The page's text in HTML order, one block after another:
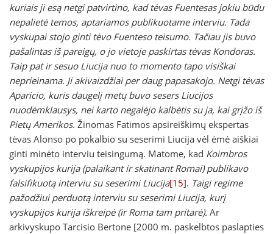
kuriais ji esą netgi patvirtino, kad tėvas Fuentesas jokiu būdu
nepalietė temos, aptariamos publikuotame interviu. Tada
vyskupai stojo ginti tėvo Fuenteso teisumo. Tačiau jis buvo
pašalintas iš pareigų, o jo vietoje paskirtas tėvas Kondoras.
Taip pat ir sesuo Liucija nuo to momento tapo visiškai
neprieinama. Ji akivaizdžiai per daug papasakojo. Netgi tėvas
Aparicio, kuris daugelį metų buvo sesers Liucijos
nuodėmklausys, nei karto negalėjo kalbėtis su ja, kai grįžo iš
Pietų Amerikos. Žinomas Fatimos apsireiškimų ekspertas
tėvas Alonso po pokalbio su seserimi Liucija vėl ėmė aiškiai
ginti minėto interviu teisingumą. Matome, kad Koimbros
vyskupijos kurija (palaikant ir skatinant Romai) publikavo
falsifikuotą interviu su seserimi Liucija[15]. Taigi regime
pažodžiui perduotą interviu su seserimi Liucija, kurį
vyskupijos kurija iškreipė (ir Roma tam pritarė). Ar
arkivyskupo Tarcisio Bertone [2000 m. paskelbtos paslapties